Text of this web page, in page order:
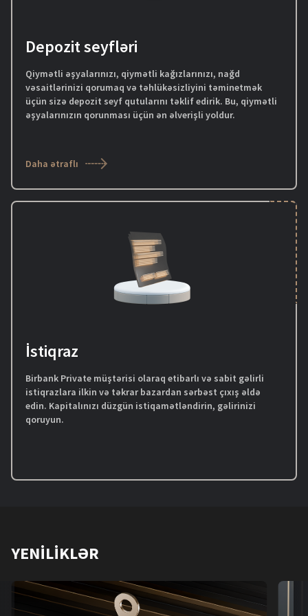
Depozit seyfləri
Qiymətli əşyalarınızı, qiymətli kağızlarınızı, nağd
vəsaitlərinizi qorumaq və təhlükəsizliyini təminetmək
üçün sizə depozit seyf qutularını təklif edirik. Bu, qiymətli
əşyalarınızın qorunması üçün ən əlverişli yoldur.
Daha ətraflı
İstiqraz
Birbank Private müştərisi olaraq etibarlı və sabit gəlirli
istiqrazlara ilkin və təkrar bazardan sərbəst çıxış əldə
edin. Kapitalınızı düzgün istiqamətləndirin, gəlirinizi
qoruyun.
YENILIKLƏR